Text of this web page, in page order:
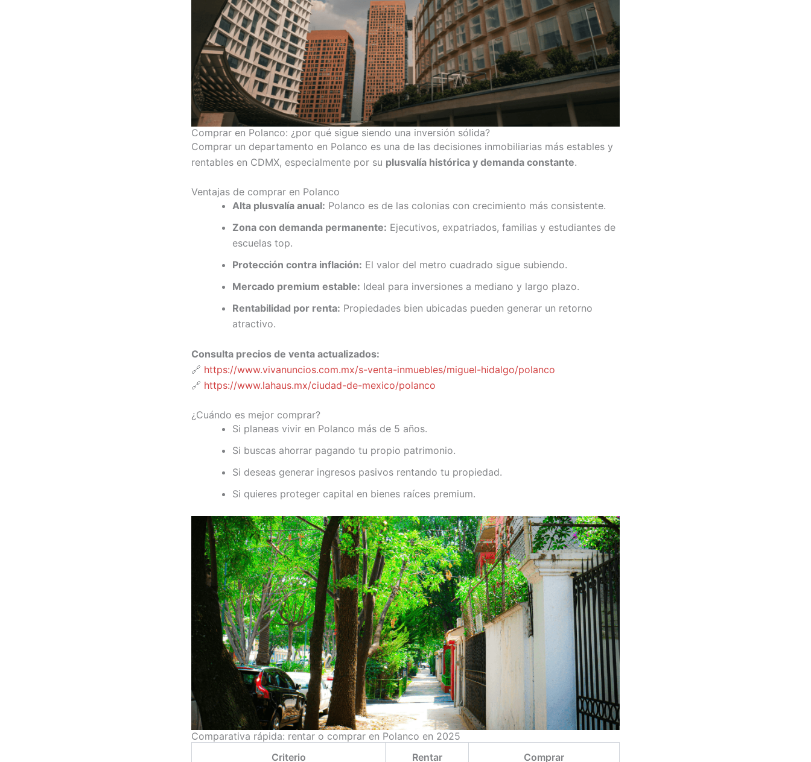
Comprar en Polanco: ¿por qué sigue siendo una inversión sólida?
Comprar un departamento en Polanco es una de las decisiones inmobiliarias más estables y
rentables en CDMX, especialmente por su plusvalía histórica y demanda constante.
Ventajas de comprar en Polanco
Alta plusvalía anual: Polanco es de las colonias con crecimiento más consistente.
Zona con demanda permanente: Ejecutivos, expatriados, familias y estudiantes de
escuelas top.
Protección contra inflación: El valor del metro cuadrado sigue subiendo.
Mercado premium estable: Ideal para inversiones a mediano y largo plazo.
Rentabilidad por renta: Propiedades bien ubicadas pueden generar un retorno
atractivo.
Consulta precios de venta actualizados:
🔗 https://www.vivanuncios.com.mx/s-venta-inmuebles/miguel-hidalgo/polanco
🔗 https://www.lahaus.mx/ciudad-de-mexico/polanco
¿Cuándo es mejor comprar?
Si planeas vivir en Polanco más de 5 años.
Si buscas ahorrar pagando tu propio patrimonio.
Si deseas generar ingresos pasivos rentando tu propiedad.
Si quieres proteger capital en bienes raíces premium.
Comparativa rápida: rentar o comprar en Polanco en 2025
Criterio
Rentar Comprar